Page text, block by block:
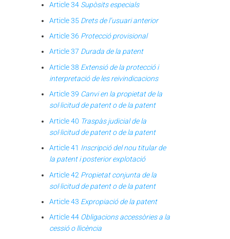
Article 34 Supòsits especials
Article 35 Drets de l’usuari anterior
Article 36 Protecció provisional
Article 37 Durada de la patent
Article 38 Extensió de la protecció i
interpretació de les reivindicacions
Article 39 Canvi en la propietat de la
sol·licitud de patent o de la patent
Article 40 Traspàs judicial de la
sol·licitud de patent o de la patent
Article 41 Inscripció del nou titular de
la patent i posterior explotació
Article 42 Propietat conjunta de la
sol·licitud de patent o de la patent
Article 43 Expropiació de la patent
Article 44 Obligacions accessòries a la
cessió o llicència